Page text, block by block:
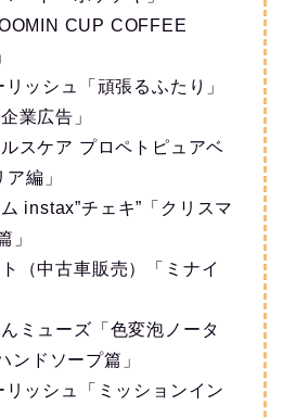
CUP COFFEE
ッシュ「頑張るふたり」
業広告」
スケア プロペトピュアベ
編」
instax”チェキ”「クリスマ
」
（中古車販売）「ミナイ
ミューズ「色変泡ノータ
ンドソープ篇」
リッシュ「ミッションイン